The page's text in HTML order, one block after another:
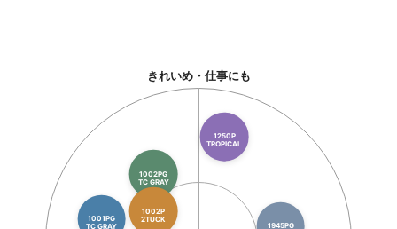
きれいめ・仕事にも
1250P
TROPICAL
1002PG
TC GRAY
1002P
2TUCK
1001PG
TC GRAY
1945PG